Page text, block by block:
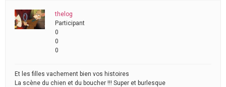
thelog
Participant
0
0
0
Et les filles vachement bien vos histoires
La scène du chien et du boucher !!! Super et burlesque